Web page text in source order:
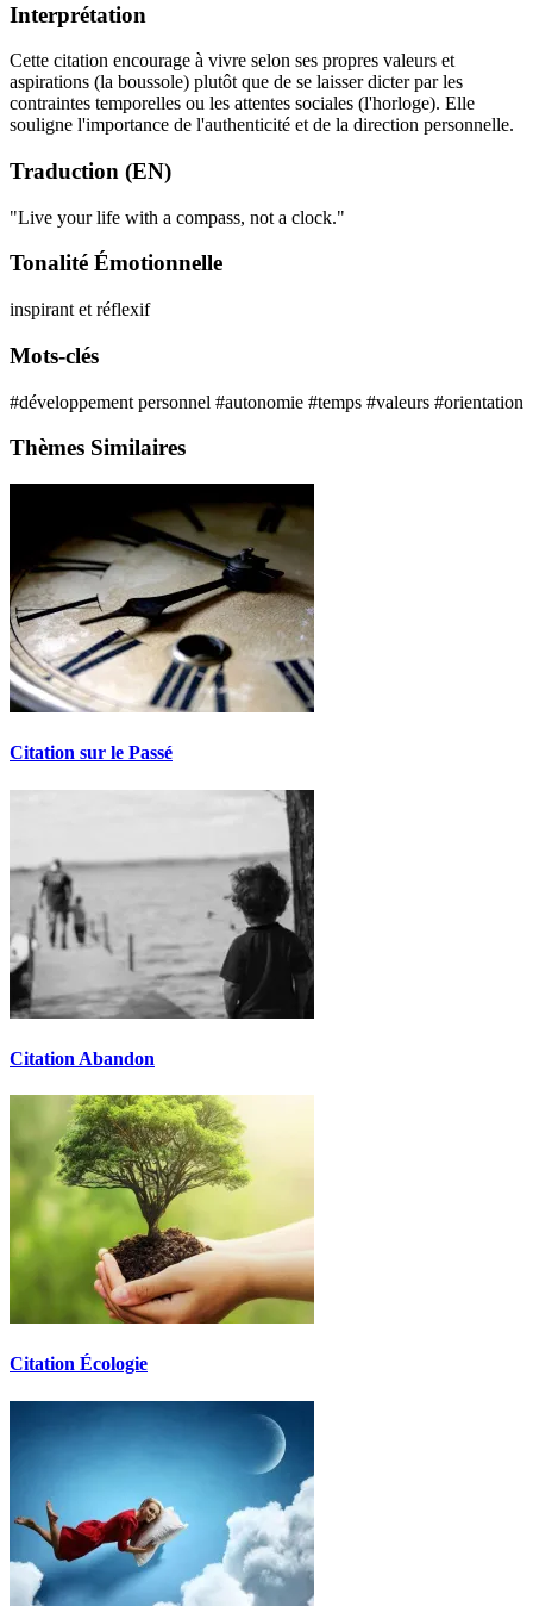
Interprétation
Cette citation encourage à vivre selon ses propres valeurs et
aspirations (la boussole) plutôt que de se laisser dicter par les
contraintes temporelles ou les attentes sociales (l'horloge). Elle
souligne l'importance de l'authenticité et de la direction personnelle.
Traduction (EN)
"Live your life with a compass, not a clock."
Tonalité Émotionnelle
inspirant et réflexif
Mots-clés
#développement personnel #autonomie #temps #valeurs #orientation
Thèmes Similaires
Citation sur le Passé
Citation Abandon
Citation Écologie